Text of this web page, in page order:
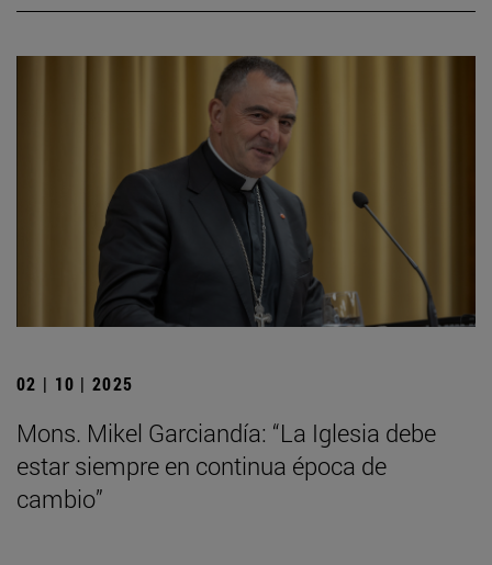
02 | 10 | 2025
Mons. Mikel Garciandía: “La Iglesia debe
estar siempre en continua época de
cambio”